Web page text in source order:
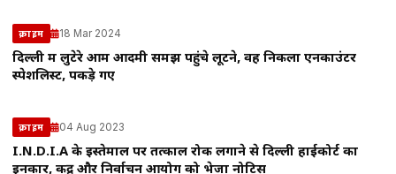
क्राइम 18 Mar 2024
दिल्ली में लुटेरे आम आदमी समझ पहुंचे लूटने, वह निकला एनकाउंटर
स्पेशलिस्ट, पकड़े गए
क्राइम 04 Aug 2023
I.N.D.I.A के इस्तेमाल पर तत्काल रोक लगाने से दिल्ली हाईकोर्ट का
इनकार, केंद्र और निर्वाचन आयोग को भेजा नोटिस